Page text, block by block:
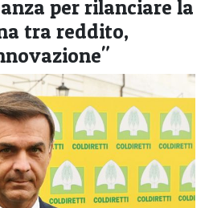
per rilanciare la
tra reddito,